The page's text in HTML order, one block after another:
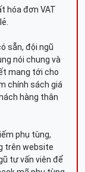
hóa đơn VAT
sẵn, đội ngũ
nói chung và
mang tới cho
chính sách giá
hàng thân
phụ tùng,
trên website
tư vấn viên để